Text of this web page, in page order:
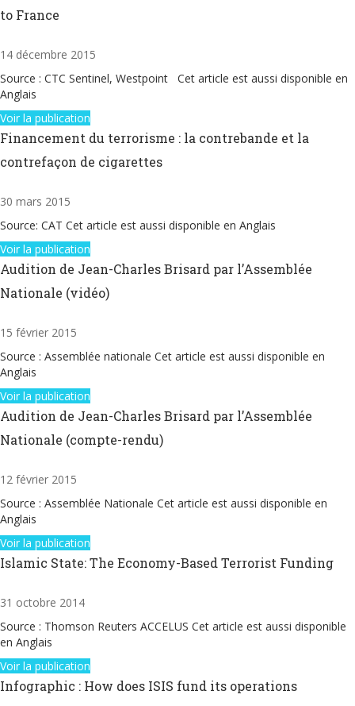
to France
14 décembre 2015
Source : CTC Sentinel, Westpoint Cet article est aussi disponible en
Anglais
Voir la publication
Financement du terrorisme : la contrebande et la
contrefaçon de cigarettes
30 mars 2015
Source: CAT Cet article est aussi disponible en Anglais
Voir la publication
Audition de Jean-Charles Brisard par l’Assemblée
Nationale (vidéo)
15 février 2015
Source : Assemblée nationale Cet article est aussi disponible en
Anglais
Voir la publication
Audition de Jean-Charles Brisard par l’Assemblée
Nationale (compte-rendu)
12 février 2015
Source : Assemblée Nationale Cet article est aussi disponible en
Anglais
Voir la publication
Islamic State: The Economy-Based Terrorist Funding
31 octobre 2014
Source : Thomson Reuters ACCELUS Cet article est aussi disponible
en Anglais
Voir la publication
Infographic : How does ISIS fund its operations